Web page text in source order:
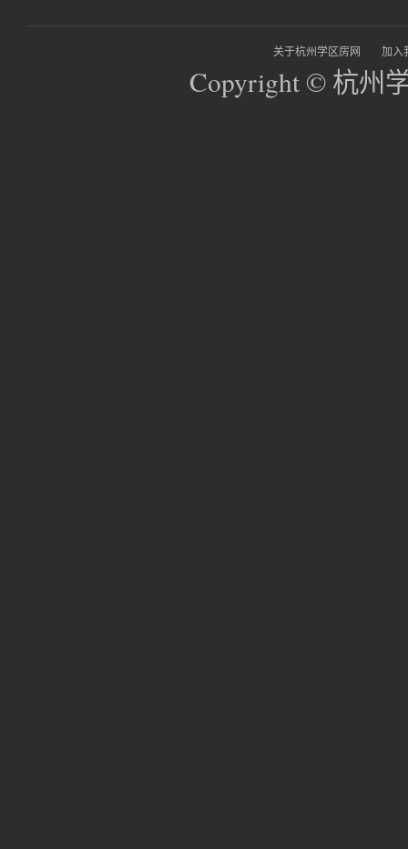
关于杭州学区房网 加入
Copyright © 杭州